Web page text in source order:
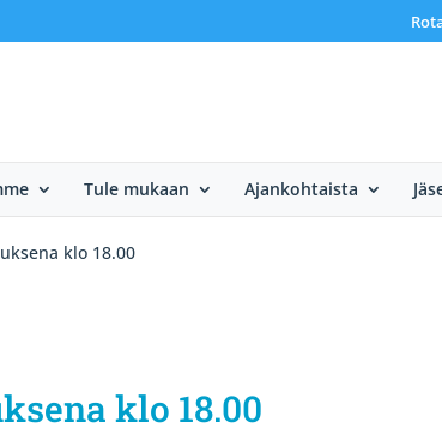
Tule mukaan Ajankohtaista
klo 18.00
klo 18.00